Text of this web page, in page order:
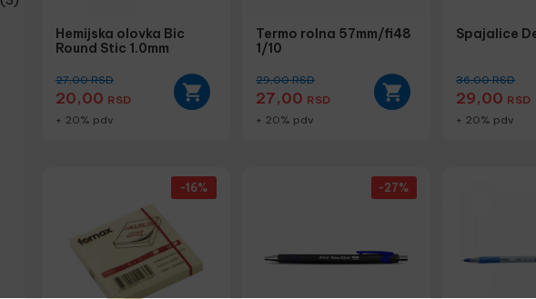
Hemijska olovka Bic
Round Stic 1.0mm
27,00RSD
20,00 RSD
+ 20% pdv
Termo rolna 57mm/fi48
1/10
29,00RSD
27,00 RSD
+ 20% pdv
Spajalice
36,00RSD
29,00 RSD
+ 20% pdv
-16% -27%